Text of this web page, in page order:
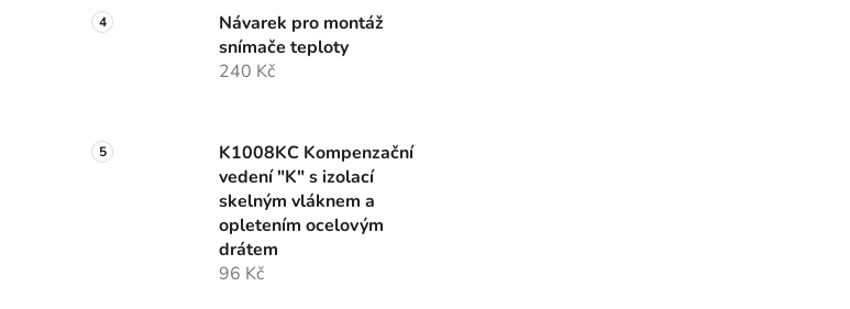
Návarek pro montáž
snímače teploty
240 Kč
K1008KC Kompenzační
vedení "K" s izolací
skelným vláknem a
opletením ocelovým
drátem
96 Kč